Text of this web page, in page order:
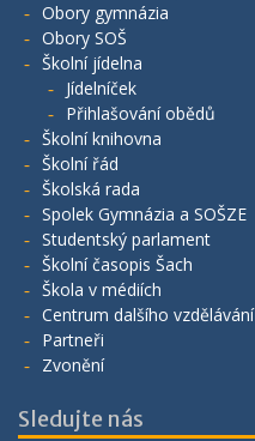
Obory gymnázia
Obory SOŠ
Školní jídelna
Jídelníček
Přihlašování obědů
Školní knihovna
Školní řád
Školská rada
Spolek Gymnázia a SOŠZE
Studentský parlament
Školní časopis Šach
Škola v médiích
Centrum dalšího vzdělávání
Partneři
Zvonění
Sledujte nás